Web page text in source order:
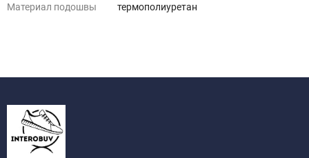
Материал подошвы термополиуретан